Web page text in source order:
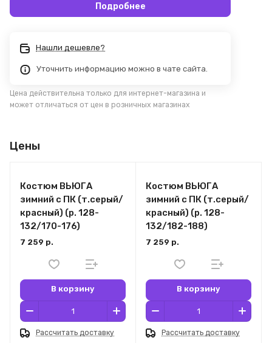
Подробнее
Нашли дешевле?
Уточнить информацию можно в чате сайта.
Цена действительна только для интернет-магазина и
может отличаться от цен в розничных магазинах
Цены
Костюм ВЬЮГА
зимний с ПК (т.серый/
красный) (р. 128-
132/170-176)
7 259 р.
В корзину
Рассчитать доставку
Костюм ВЬЮГА
зимний с ПК (т.серый/
красный) (р. 128-
132/182-188)
7 259 р.
В корзину
Рассчитать доставку